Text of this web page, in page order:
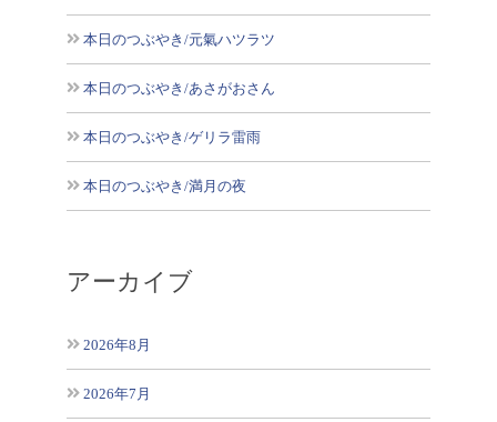
本日のつぶやき/元氣ハツラツ
本日のつぶやき/あさがおさん
本日のつぶやき/ゲリラ雷雨
本日のつぶやき/満月の夜
アーカイブ
2026年8月
2026年7月